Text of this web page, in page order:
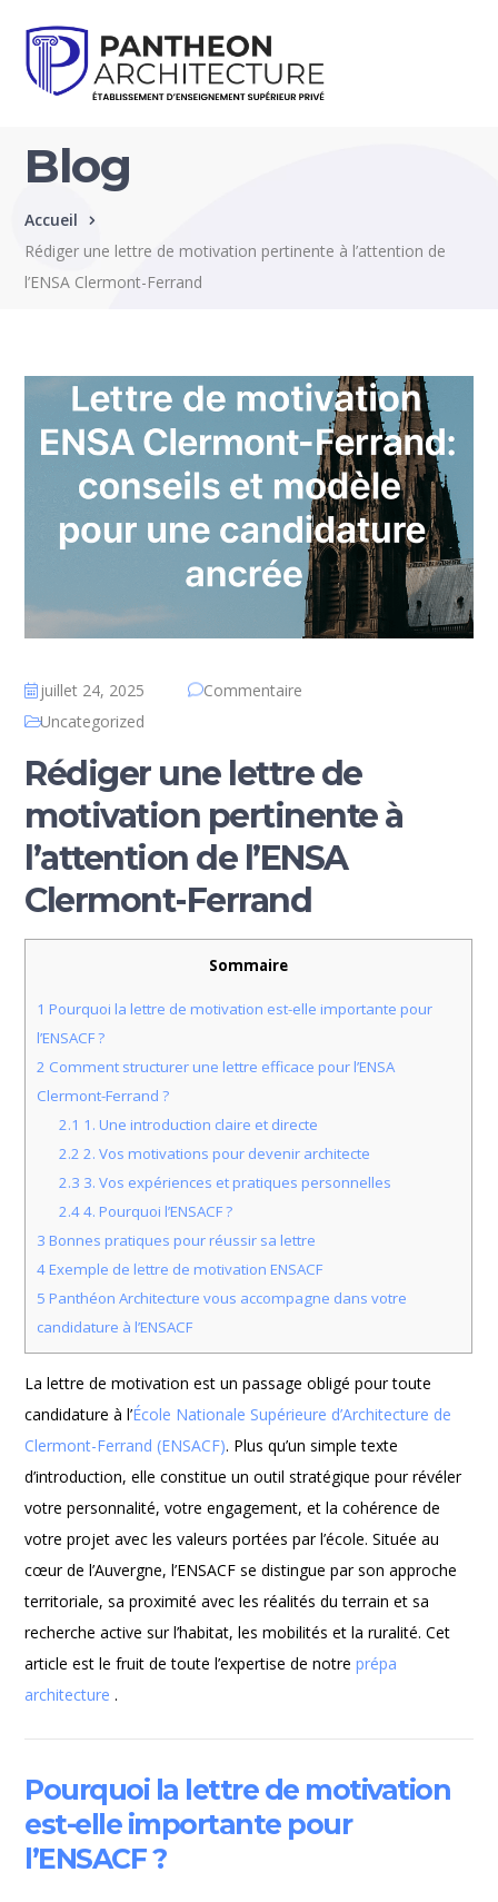
Blog
Accueil
Rédiger une lettre de motivation pertinente à l’attention de
l’ENSA Clermont-Ferrand
juillet 24, 2025
Commentaire
Uncategorized
Rédiger une lettre de
motivation pertinente à
l’attention de l’ENSA
Clermont-Ferrand
Sommaire
1 Pourquoi la lettre de motivation est-elle importante pour
l’ENSACF ?
2 Comment structurer une lettre efficace pour l’ENSA
Clermont-Ferrand ?
2.1 1. Une introduction claire et directe
2.2 2. Vos motivations pour devenir architecte
2.3 3. Vos expériences et pratiques personnelles
2.44. Pourquoi l’ENSACF ?
3 Bonnes pratiques pour réussir sa lettre
4 Exemple de lettre de motivation ENSACF
5 Panthéon Architecture vous accompagne dans votre
candidature à l’ENSACF
La lettre de motivation est un passage obligé pour toute
candidature à l’École Nationale Supérieure d’Architecture de
Clermont-Ferrand (ENSACF). Plus qu’un simple texte
d’introduction, elle constitue un outil stratégique pour révéler
votre personnalité, votre engagement, et la cohérence de
votre projet avec les valeurs portées par l’école. Située au
cœur de l’Auvergne, l’ENSACF se distingue par son approche
territoriale, sa proximité avec les réalités du terrain et sa
recherche active sur l’habitat, les mobilités et la ruralité. Cet
article est le fruit de toute l’expertise de notreprépa
architecture .
Pourquoi la lettre de motivation
est-elle importante pour
l’ENSACF ?